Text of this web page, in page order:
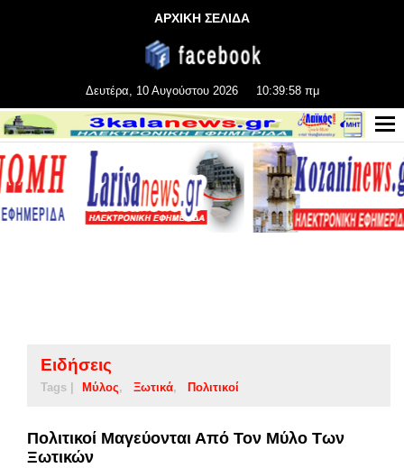
ΑΡΧΙΚΗ ΣΕΛΙΔΑ
Δευτέρα, 10 Αυγούστου 2026 10:39:58 πμ
Ειδήσεις
Tags | Μύλος Ξωτικά Πολιτικοί
Πολιτικοί Μαγεύονται Από Τον Μύλο Των
Ξωτικών